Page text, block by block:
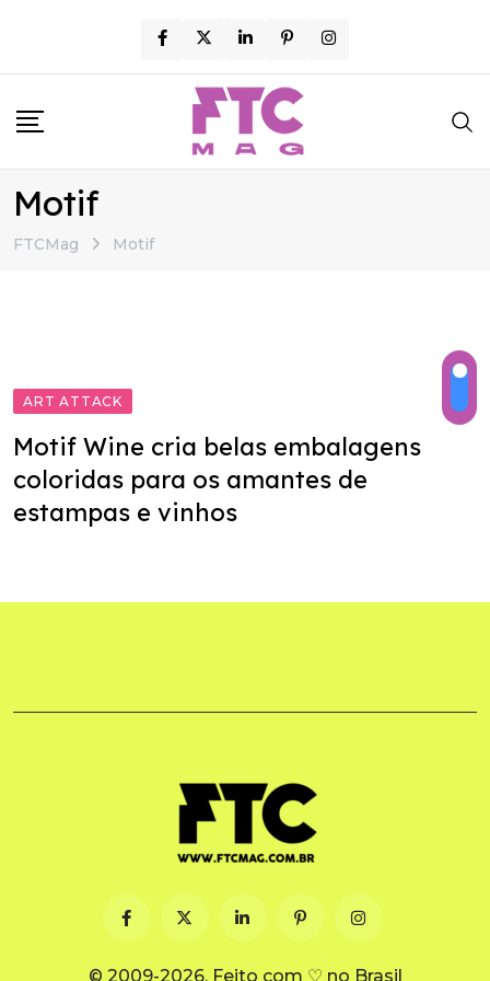
content
Motif
FTCMag Motif
ART ATTACK
Motif Wine cria belas embalagens
coloridas para os amantes de
estampas e vinhos
© 2009-2026. Feito com ♡ no Brasil